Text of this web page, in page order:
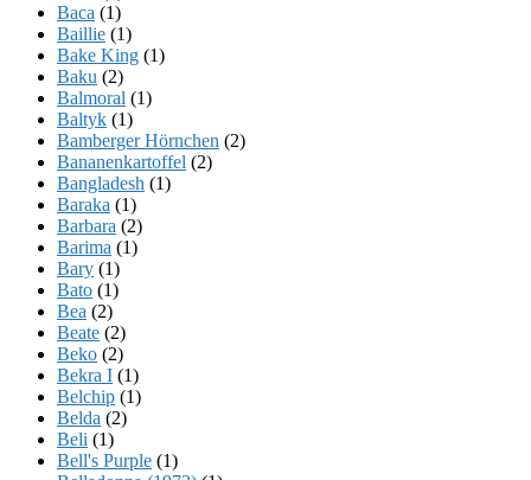
Baca (1)
Baillie (1)
Bake King (1)
Baku (2)
Balmoral (1)
Baltyk (1)
Bamberger Hörnchen (2)
Bananenkartoffel (2)
Bangladesh (1)
Baraka (1)
Barbara (2)
Barima (1)
Bary (1)
Bato (1)
Bea (2)
Beate (2)
Beko (2)
Bekra I (1)
Belchip (1)
Belda (2)
Beli (1)
Bell's Purple (1)